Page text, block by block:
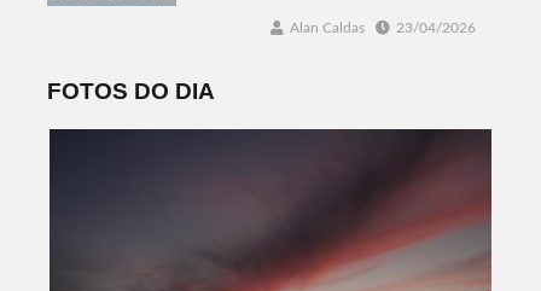
Alan Caldas 23/04/2026
FOTOS DO DIA